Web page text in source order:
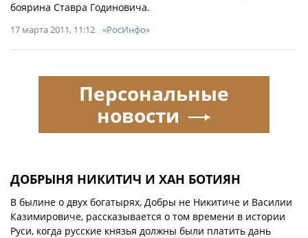
боярина Ставра Годиновича.
17 марта 2011, 11:12 «РосИнфо»
ДОБРЫНЯ НИКИТИЧ И ХАН БОТИЯН
В былине о двух богатырях, Добры не Никитиче и Василии
Казимировиче, рассказывается о том времени в истории
Руси, когда русские князья должны были платить дань
Персональные
новости